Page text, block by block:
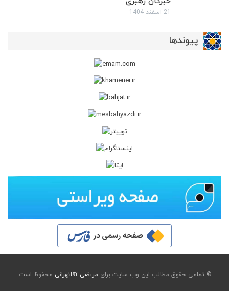
21 اسفند 1404
پیوندها
© تمامی حقوق مطالب این وب سایت برای مرتضی آقاتهرانی محفوظ است.